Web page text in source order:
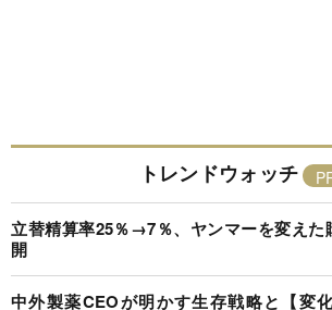
トレンドウォッチ
立替精算率25％→7％、ヤンマーを変えた
開
中外製薬CEOが明かす生存戦略と【変